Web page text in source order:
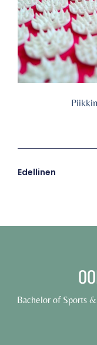
Edellinen
Bachelor of Sports